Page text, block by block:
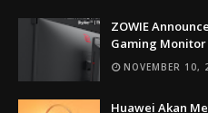
ZOWIE
Gaming Monitor
NOVEMBER 10,
Huawei Akan